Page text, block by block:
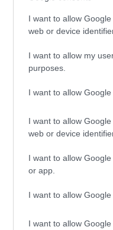
I want to allow
web or device
I want to allow my
purposes.
I want to allow
I want to allow
web or device
I want to allow
or app.
I want to allow
I want to allow